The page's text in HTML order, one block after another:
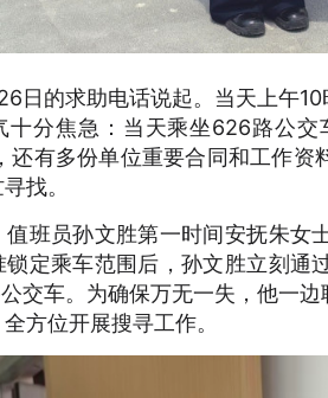
日的求助电话说起。当天上午
十分焦急：当天乘坐626路公
还有多份单位重要合同和工作
找。
值班员孙文胜第一时间安抚朱女
锁定乘车范围后，孙文胜立刻通
交车。为确保万无一失，他一
方位开展搜寻工作。